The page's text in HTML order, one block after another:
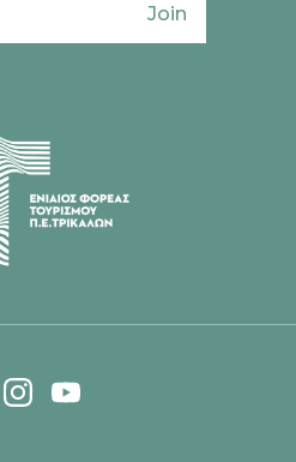
Join